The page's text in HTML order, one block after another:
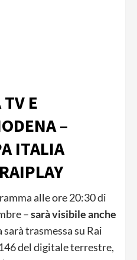
E
–
ITALIA
alle ore 20:30 di
–sarà visibile anche
trasmessa su Rai
del digitale terrestre,